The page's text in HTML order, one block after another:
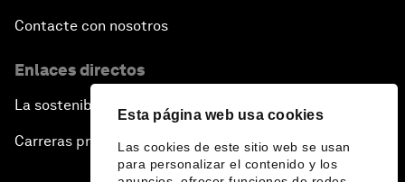
Esta página web usa cookies
Las cookies de este sitio web se usan
para personalizar el contenido y los
Contacte con nosotros
Enlaces directos
La sostenibilidad en el Foro
Carreras profesionales